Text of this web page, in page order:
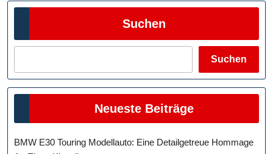
Suchen
Suchen
Neueste Beiträge
BMW E30 Touring Modellauto: Eine Detailgetreue Hommage